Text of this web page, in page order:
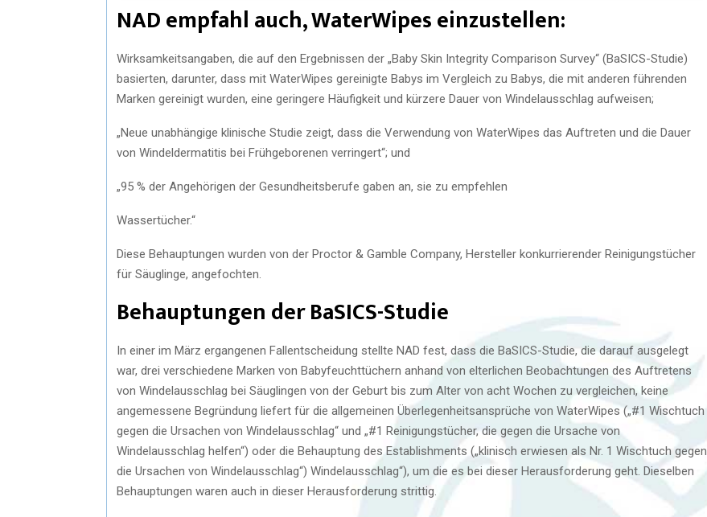
NAD empfahl auch, WaterWipes einzustellen:
Wirksamkeitsangaben, die auf den Ergebnissen der „Baby Skin Integrity Comparison Survey“ (BaSICS-Studie)
basierten, darunter, dass mit WaterWipes gereinigte Babys im Vergleich zu Babys, die mit anderen führenden
Marken gereinigt wurden, eine geringere Häufigkeit und kürzere Dauer von Windelausschlag aufweisen;
„Neue unabhängige klinische Studie zeigt, dass die Verwendung von WaterWipes das Auftreten und die Dauer
von Windeldermatitis bei Frühgeborenen verringert“; und
„95 % der Angehörigen der Gesundheitsberufe gaben an, sie zu empfehlen
Wassertücher.“
Diese Behauptungen wurden von der Proctor & Gamble Company, Hersteller konkurrierender Reinigungstücher
für Säuglinge, angefochten.
Behauptungen der BaSICS-Studie
In einer im März ergangenen Fallentscheidung stellte NAD fest, dass die BaSICS-Studie, die darauf ausgelegt
war, drei verschiedene Marken von Babyfeuchttüchern anhand von elterlichen Beobachtungen des Auftretens
von Windelausschlag bei Säuglingen von der Geburt bis zum Alter von acht Wochen zu vergleichen, keine
angemessene Begründung liefert für die allgemeinen Überlegenheitsansprüche von WaterWipes („#1 Wischtuch
gegen die Ursachen von Windelausschlag“ und „#1 Reinigungstücher, die gegen die Ursache von
Windelausschlag helfen“) oder die Behauptung des Establishments („klinisch erwiesen als Nr. 1 Wischtuch gegen
die Ursachen von Windelausschlag“) Windelausschlag“), um die es bei dieser Herausforderung geht. Dieselben
Behauptungen waren auch in dieser Herausforderung strittig.